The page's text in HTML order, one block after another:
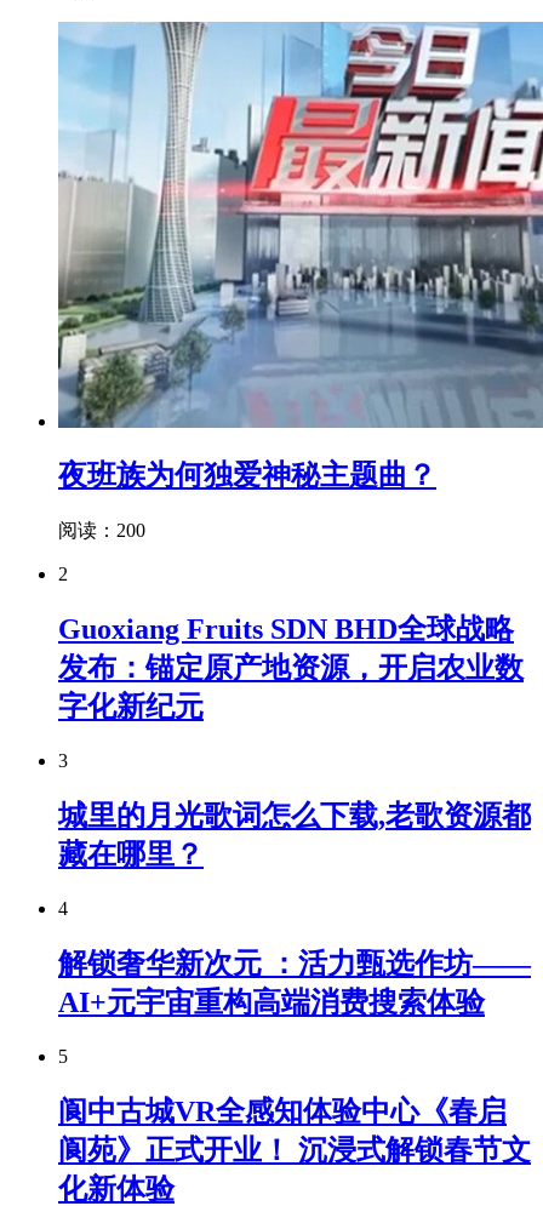
夜班族为何独爱神秘主题曲？
阅读：200
2
Guoxiang Fruits SDN BHD全球战略
发布：锚定原产地资源，开启农业数
字化新纪元
3
城里的月光歌词怎么下载,老歌资源都
藏在哪里？
4
解锁奢华新次元 ：活力甄选作坊——
AI+元宇宙重构高端消费搜索体验
5
阆中古城VR全感知体验中心《春启
阆苑》正式开业！ 沉浸式解锁春节文
化新体验